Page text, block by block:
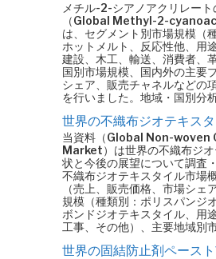
メチル-2-シアノアクリレート
（Global Methyl-2-
は、セグメント別市場規模（
ホットメルト、反応性他、用
建設、木工、輸送、消費者、
国別市場規模、国内外の主要
シェア、販売チャネルなどの
を行いました。地域・国別分
世界の不織布ジオテキス
当資料（Global Non-
Market）は世界の不織布ジオ
状と今後の展望について調査
不織布ジオテキスタイル市場
（売上、販売価格、市場シェ
規模（種類別：ポリスパンジ
ボンドジオテキスタイル、用
工事、その他）、主要地域別
世界の固結防止剤ペース